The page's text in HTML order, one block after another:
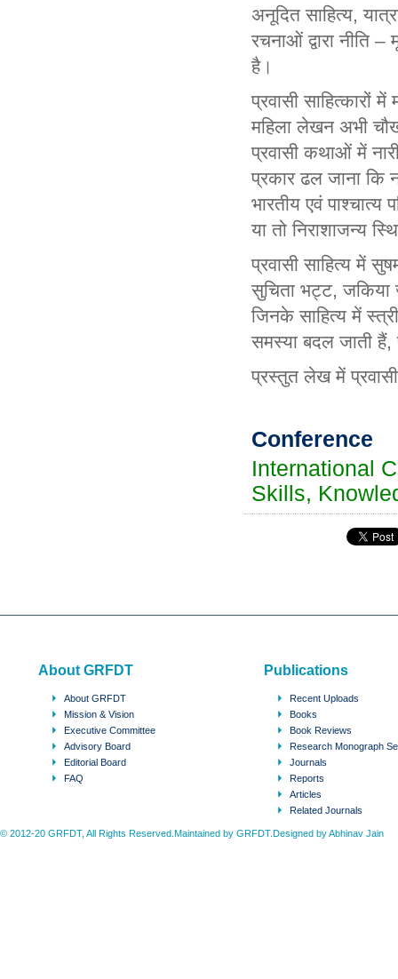
अनूदित साहित्य,
रचनाओं द्वारा नीति
है।
प्रवासी साहित्कारों
महिला लेखन अभी
प्रवासी कथाओं में
प्रकार ढल जाना कि
भारतीय एवं
या तो निराशाजन्य
प्रवासी साहित्य में
सुचिता भट्ट, जकिया
जिनके साहित्य में
समस्या बदल जाती
प्रस्तुत लेख में
Conference
International
Skills,
About GRFDT
About GRFDT
Mission & Vision
Executive Committee
Advisory Board
Editorial Board
FAQ
Publications
Recent Uploads
Books
Book Reviews
Research Monograph
Journals
Reports
Articles
Related Journals
© 2012-20 GRFDT, All Rights Reserved.Maintained by GRFDT.Designed byAbhinav Jain